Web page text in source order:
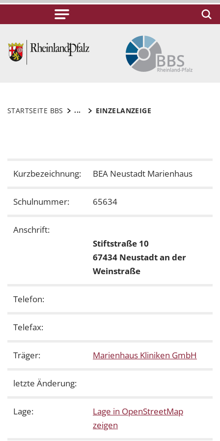
STARTSEITE BBS ... EINZELANZEIGE
Kurzbezeichnung: BEA Neustadt Marienhaus
Schulnummer: 65634
Anschrift:
Stiftstraße 10
67434 Neustadt an der
Weinstraße
Telefon:
Telefax:
Träger: Marienhaus Kliniken GmbH
letzte Änderung:
Lage:
Lage in OpenStreetMap
zeigen